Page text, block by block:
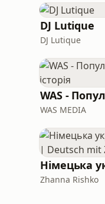
DJ Lutique
DJ Lutique
WAS MEDIA
Zhanna Rishko